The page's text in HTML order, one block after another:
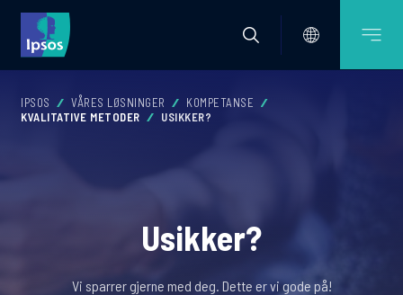
IPSOS VÅRES LØSNINGER
KOMPETANSE
KVALITATIVE METODER
USIKKER?
Usikker?
Vi sparrer gjerne med deg. Dette er vi gode på!